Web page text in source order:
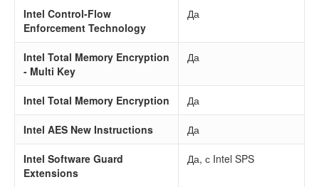
Intel Control-Flow
Enforcement Technology
Да
Intel Total Memory Encryption
- Multi Key
Да
Intel Total Memory Encryption Да
Intel AES New Instructions Да
Intel Software Guard
Extensions
Да, с Intel SPS